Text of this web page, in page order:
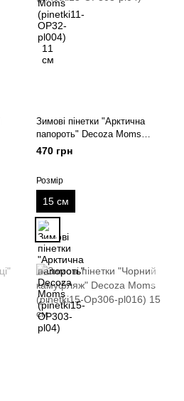
Зимові пінетки "Арктична
папороть" Decoza Moms
(pinetki15-OP303-pl04)
470 грн
Розмір
15 см